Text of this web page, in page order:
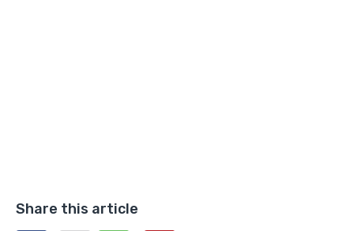
Share this article